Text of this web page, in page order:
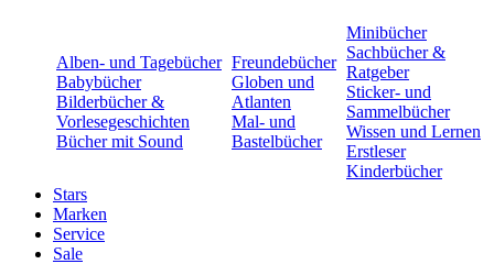
Alben- und Tagebücher
Babybücher
Bilderbücher &
Vorlesegeschichten
Bücher mit Sound
Freundebücher
Globen und
Atlanten
Mal- und
Bastelbücher
Minibücher
Sachbücher &
Ratgeber
Sticker- und
Sammelbücher
Wissen und Lernen
Erstleser
Kinderbücher
Stars
Marken
Service
Sale